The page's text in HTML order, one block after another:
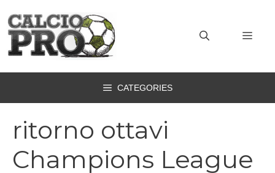
contenuto
CATEGORIES
ritorno ottavi
Champions League